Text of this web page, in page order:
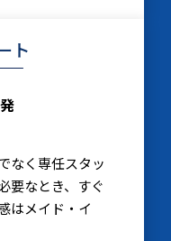
ト
なく専任スタッ
要なとき、すぐ
はメイド・イ